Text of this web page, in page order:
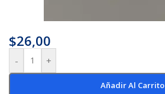
$26,00
- +
Añadir Al Carrito